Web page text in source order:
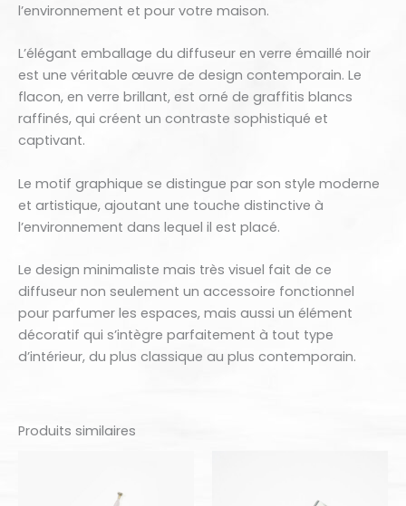
l’environnement et pour votre maison.
L’élégant emballage du diffuseur en verre émaillé noir
est une véritable œuvre de design contemporain. Le
flacon, en verre brillant, est orné de graffitis blancs
raffinés, qui créent un contraste sophistiqué et
captivant.
Le motif graphique se distingue par son style moderne
et artistique, ajoutant une touche distinctive à
l’environnement dans lequel il est placé.
Le design minimaliste mais très visuel fait de ce
diffuseur non seulement un accessoire fonctionnel
pour parfumer les espaces, mais aussi un élément
décoratif qui s’intègre parfaitement à tout type
d’intérieur, du plus classique au plus contemporain.
Produits similaires